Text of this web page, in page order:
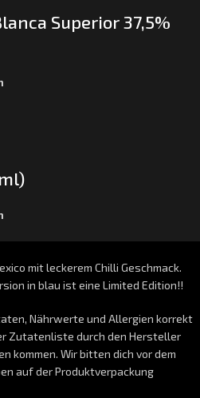
Superior 37,5%
mit leckerem Chilli Geschmack.
in blau ist eine Limited Edition!!
Nährwerte und Allergien korrekt
Zutatenliste durch den Hersteller
kommen. Wir bitten dich vor dem
auf der Produktverpackung